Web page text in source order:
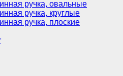
ручка, овальные
ручка, круглые
ручка, плоские